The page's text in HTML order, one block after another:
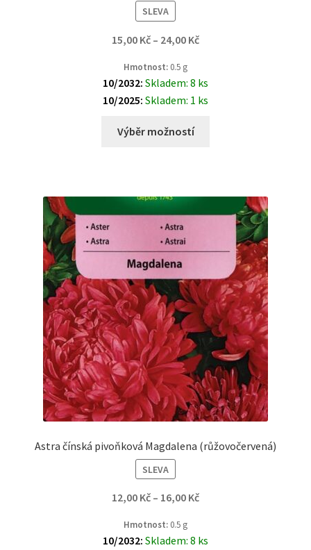
SLEVA
15,00 Kč – 24,00 Kč
Hmotnost: 0.5 g
10/2032: Skladem: 8 ks
10/2025: Skladem: 1 ks
Výběr možností
Astra čínská pivoňková Magdalena (růžovočervená)
SLEVA
12,00 Kč – 16,00 Kč
Hmotnost: 0.5 g
10/2032: Skladem: 8 ks